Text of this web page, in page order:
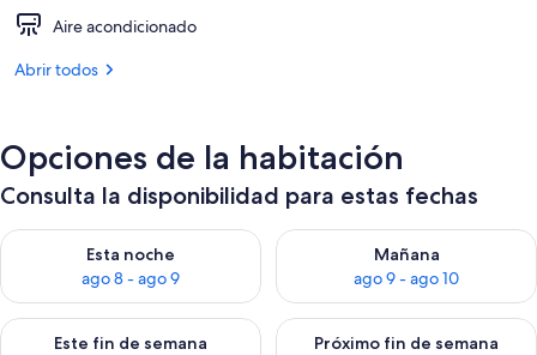
Aire acondicionado
Abrir todos
Opciones de la habitación
Consulta la disponibilidad para estas fechas
Esta noche
ago 8 - ago 9
Consulta la disponibilidad para esta noche, ago 8 - ago 9
Mañana
ago 9 - ago 10
Consulta la disponibilidad
Este fin de semana
Consulta la disponibilidad para este fin de semana, ago 14 -
Próximo fin de semana
Consulta la disponibilidad